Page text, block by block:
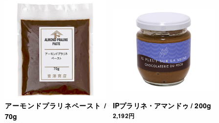
アーモンドプラリネペースト /
70g
IPプラリネ・アマンドゥ / 200g
2,192円